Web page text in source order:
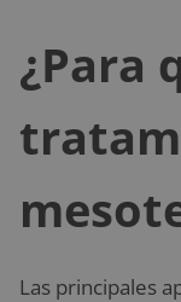
¿Para
Las principales